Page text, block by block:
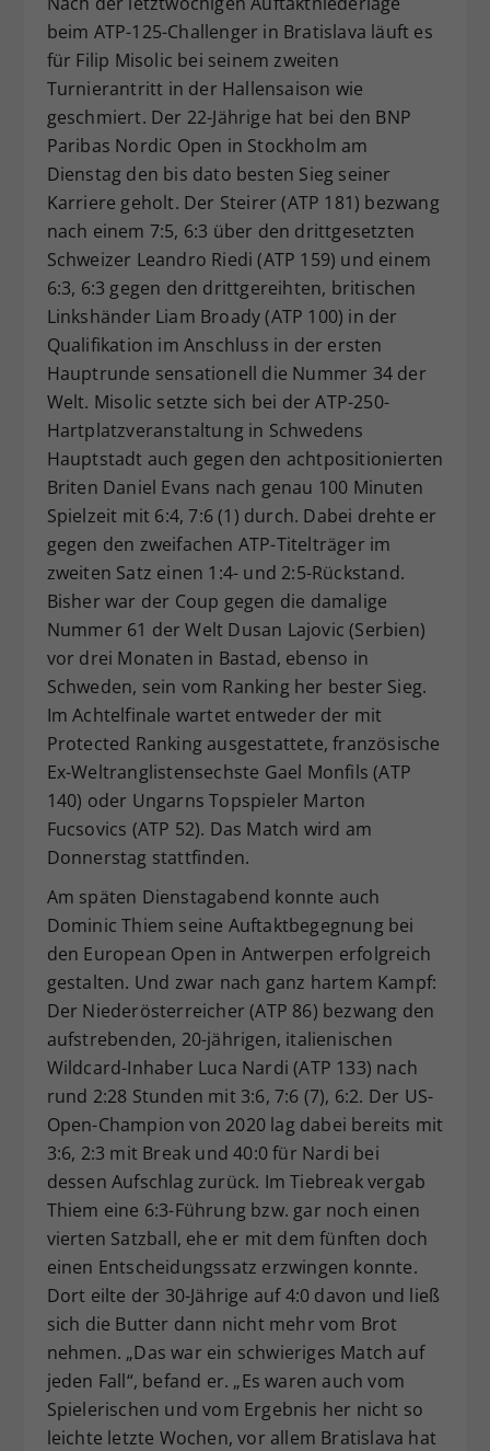
beim ATP-125-Challenger in Bratislava läuft es
für Filip Misolic bei seinem zweiten
Turnierantritt in der Hallensaison wie
geschmiert. Der 22-Jährige hat bei den BNP
Paribas Nordic Open in Stockholm am
Dienstag den bis dato besten Sieg seiner
Karriere geholt. Der Steirer (ATP 181) bezwang
nach einem 7:5, 6:3 über den drittgesetzten
Schweizer Leandro Riedi (ATP 159) und einem
6:3, 6:3 gegen den drittgereihten, britischen
Linkshänder Liam Broady (ATP 100) in der
Qualifikation im Anschluss in der ersten
Hauptrunde sensationell die Nummer 34 der
Welt. Misolic setzte sich bei der ATP-250-
Hartplatzveranstaltung in Schwedens
Hauptstadt auch gegen den achtpositionierten
Briten Daniel Evans nach genau 100 Minuten
Spielzeit mit 6:4, 7:6 (1) durch. Dabei drehte er
gegen den zweifachen ATP-Titelträger im
zweiten Satz einen 1:4- und 2:5-Rückstand.
Bisher war der Coup gegen die damalige
Nummer 61 der Welt Dusan Lajovic (Serbien)
vor drei Monaten in Bastad, ebenso in
Schweden, sein vom Ranking her bester Sieg.
Im Achtelfinale wartet entweder der mit
Protected Ranking ausgestattete, französische
Ex-Weltranglistensechste Gael Monfils (ATP
140) oder Ungarns Topspieler Marton
Fucsovics (ATP 52). Das Match wird am
Donnerstag stattfinden.
Am späten Dienstagabend konnte auch
Dominic Thiem seine Auftaktbegegnung bei
den European Open in Antwerpen erfolgreich
gestalten. Und zwar nach ganz hartem Kampf:
Der Niederösterreicher (ATP 86) bezwang den
aufstrebenden, 20-jährigen, italienischen
Wildcard-Inhaber Luca Nardi (ATP 133) nach
rund 2:28 Stunden mit 3:6, 7:6 (7), 6:2. Der US-
Open-Champion von 2020 lag dabei bereits mit
3:6, 2:3 mit Break und 40:0 für Nardi bei
dessen Aufschlag zurück. Im Tiebreak vergab
Thiem eine 6:3-Führung bzw. gar noch einen
vierten Satzball, ehe er mit dem fünften doch
einen Entscheidungssatz erzwingen konnte.
Dort eilte der 30-Jährige auf 4:0 davon und ließ
sich die Butter dann nicht mehr vom Brot
nehmen. „Das war ein schwieriges Match auf
jeden Fall“, befand er. „Es waren auch vom
Spielerischen und vom Ergebnis her nicht so
leichte letzte Wochen, vor allem Bratislava hat
Zweck
Dieser Wert speichert Ihre Consent-
Einstellungen. Unter anderem eine
historische Speicherung Ihrer
vorgenommen Einstellungen, falls der
Webseiten-Betreiber dies eingestellt
hat.